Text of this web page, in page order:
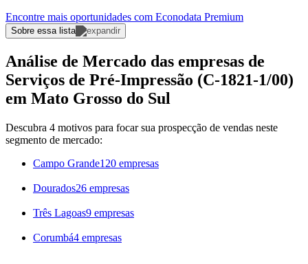
Encontre mais oportunidades com Econodata Premium
Sobre essa lista
Análise de Mercado das empresas de
Serviços de Pré-Impressão (C-1821-1/00)
em Mato Grosso do Sul
Descubra 4 motivos para focar sua prospecção de vendas neste
segmento de mercado:
Campo Grande120 empresas
Dourados26 empresas
Três Lagoas9 empresas
Corumbá4 empresas